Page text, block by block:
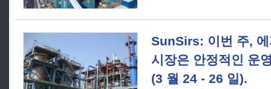
SunSirs: 이번 주,
시장은 안정적인 운
(3 월 24 - 26 일).